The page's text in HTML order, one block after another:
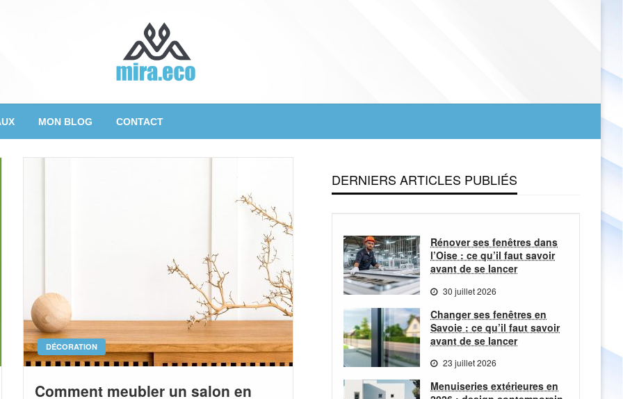
MON BLOG CONTACT
DÉCORATION
Comment meubler un salon en
DERNIERS ARTICLES PUBLIÉS
Rénover ses fenêtres dans
l’Oise : ce qu’il faut savoir
avant de se lancer
30 juillet 2026
Changer ses fenêtres en
Savoie : ce qu’il faut savoir
avant de se lancer
23 juillet 2026
Menuiseries extérieures en